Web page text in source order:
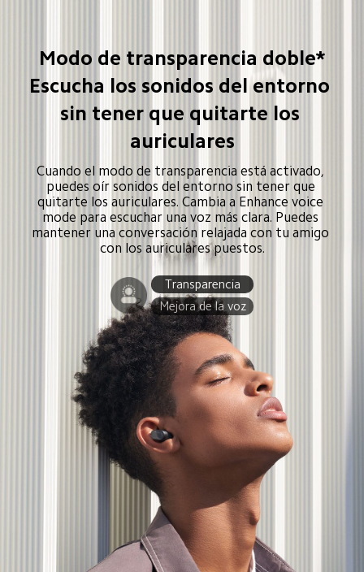
Modo de transparencia doble*
Escucha los sonidos del entorno
sin tener que quitarte los
auriculares
Cuando el modo de transparencia está activado,
puedes oír sonidos del entorno sin tener que
quitarte los auriculares. Cambia a Enhance voice
mode para escuchar una voz más clara. Puedes
mantener una conversación relajada con tu amigo
con los auriculares puestos.
Transparencia
Mejora de la voz